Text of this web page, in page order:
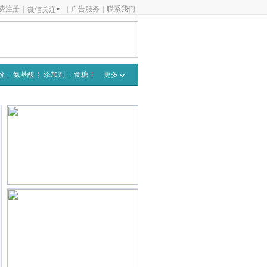
注册 微信关注 广告服务 联系我们
氨基酸 添加剂 食糖 更多